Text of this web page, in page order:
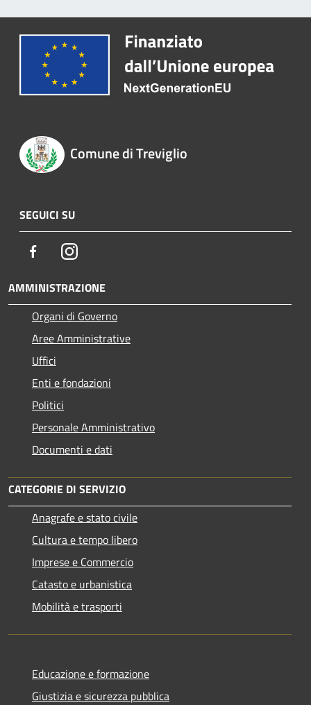
Comune di Treviglio
SEGUICI SU
FacebookInstagram
AMMINISTRAZIONE
Organi di Governo
Aree Amministrative
Uffici
Enti e fondazioni
Politici
Personale Amministrativo
Documenti e dati
CATEGORIE DI SERVIZIO
Anagrafe e stato civile
Cultura e tempo libero
Imprese e Commercio
Catasto e urbanistica
Mobilità e trasporti
Educazione e formazione
Giustizia e sicurezza pubblica